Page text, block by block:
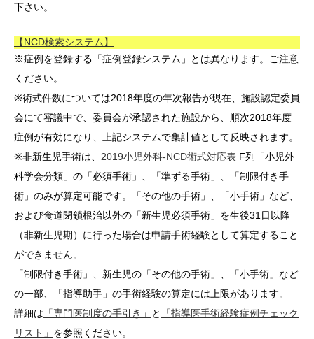
下さい。
【NCD検索システム】
※症例を登録する「症例登録システム」とは異なります。ご注意
ください。
※術式件数については2018年度の年次報告が現在、施設認定委員
会にて審議中で、委員会が承認された施設から、順次2018年度
症例が有効になり、上記システムで集計値として反映されます。
※非新生児手術は、 2019小児外科-NCD術式対応表 F列「小児外
科学会分類」の「必須手術」、「準ずる手術」、「制限付き手
術」のみが算定可能です。「その他の手術」、「小手術」など、
および食道閉鎖根治以外の「新生児必須手術」を生後31日以降
（非新生児期）に行った場合は申請手術経験として算定すること
ができません。
「制限付き手術」、新生児の「その他の手術」、「小手術」など
の一部、「指導助手」の手術経験の算定には上限があります。
詳細は 「専門医制度の手引き」 と
「指導医手術経験症例チェック
リスト」 を参照ください。